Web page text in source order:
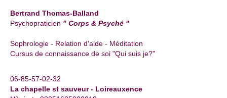
Bertrand Thomas-Balland
Psychopraticien " Corps & Psyché "
Sophrologie - Relation d'aide - Méditation
Cursus de connaissance de soi "Qui suis je?"
06-85-57-02-32
La chapelle st sauveur - Loireauxence